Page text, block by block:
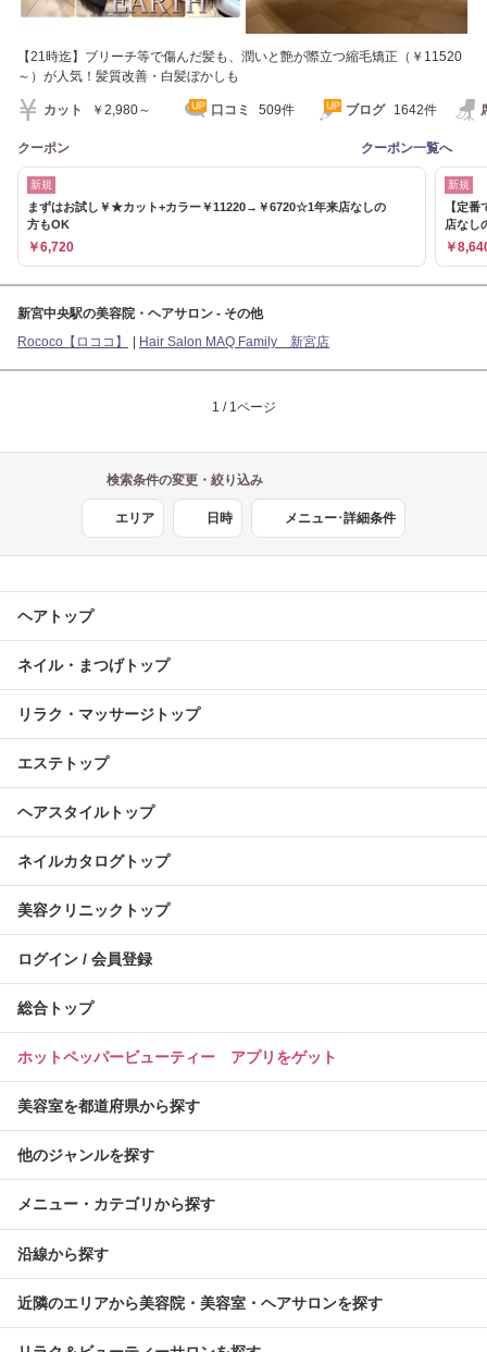
【21時迄】ブリーチ等で傷んだ髪も、潤いと艶が際立つ縮毛矯正（￥11520
～）が人気！髪質改善・白髪ぼかしも
カット ￥2,980～ 口コミ 509件 ブログ 1642件
クーポン クーポン一覧へ
新規
まずはお試し￥★カット+カラー￥11220→￥6720☆1年来店なしの
方もOK
￥6,720
新規
【定
店なし
￥
新宮中央駅の美容院・ヘアサロン - その他
Rococo【ロココ】
Hair Salon MAQ Family 新宮店
1 / 1ページ
検索条件の変更・絞り込み
エリア 日時 メニュー･詳細条件
ヘアトップ
ネイル・まつげトップ
リラク・マッサージトップ
エステトップ
ヘアスタイルトップ
ネイルカタログトップ
美容クリニックトップ
ログイン / 会員登録
総合トップ
ホットペッパービューティー アプリをゲット
美容室を都道府県から探す
他のジャンルを探す
メニュー・カテゴリから探す
沿線から探す
近隣のエリアから美容院・美容室・ヘアサロンを探す